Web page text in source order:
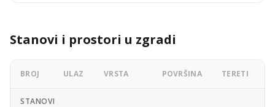
Stanovi i prostori u zgradi
BROJ ULAZ VRSTA POVRŠINA TERETI
STANOVI